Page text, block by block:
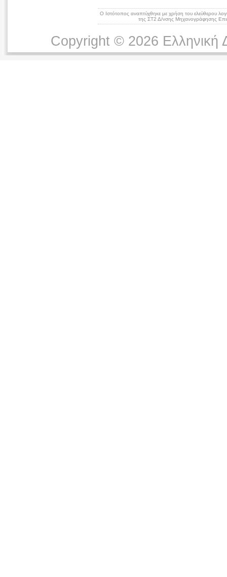
Ο Ιστότοπος αναπτύχθηκε με χρήση του ελεύθερου
της ΣΤ2 Δ/νσης Μηχανογράφησης
Copyright © 2026